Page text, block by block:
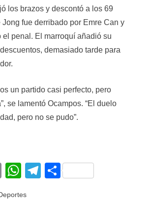
los brazos y descontó a los 69
fue derribado por Emre Can y
el penal. El marroquí añadió su
demasiado tarde para
un partido casi perfecto, pero
se lamentó Ocampos. “El duelo
pero no se pudo”.
EmailWhatsApp
Telegram
Compartir